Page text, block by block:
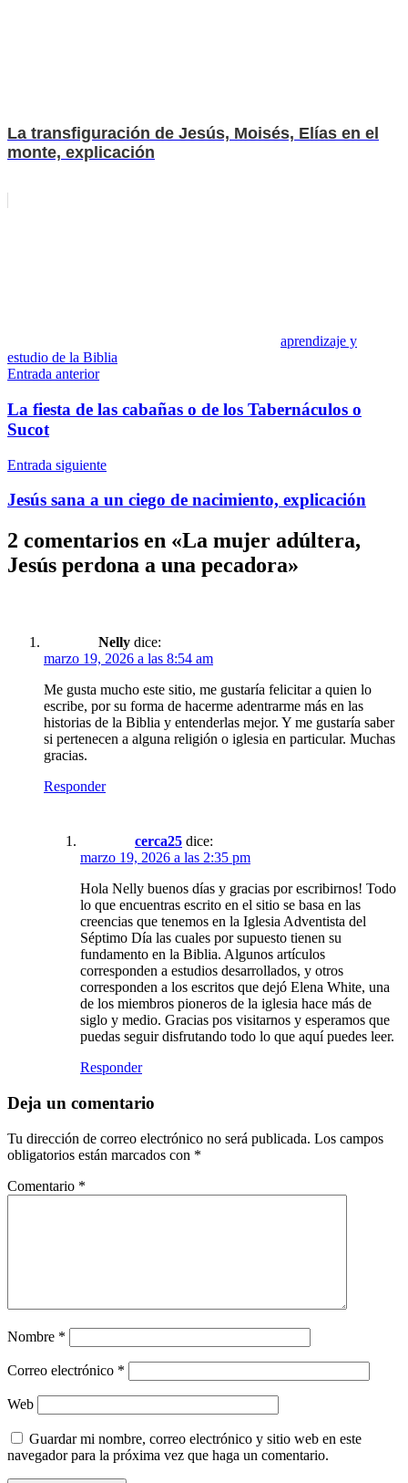
La transfiguración de Jesús, Moisés, Elías en el
monte, explicación
aprendizaje y
estudio de la Biblia
Navegación
de
entradas
Entrada anterior
La fiesta de las cabañas o de los Tabernáculos o
Sucot
Entrada siguiente
Jesús sana a un ciego de nacimiento, explicación
2 comentarios en «La mujer adúltera,
Jesús perdona a una pecadora»
Nelly dice:
marzo 19, 2026 a las 8:54 am
Me gusta mucho este sitio, me gustaría felicitar a quien lo
escribe, por su forma de hacerme adentrarme más en las
historias de la Biblia y entenderlas mejor. Y me gustaría saber
si pertenecen a alguna religión o iglesia en particular. Muchas
gracias.
Responder
cerca25 dice:
marzo 19, 2026 a las 2:35 pm
Hola Nelly buenos días y gracias por escribirnos! Todo
lo que encuentras escrito en el sitio se basa en las
creencias que tenemos en la Iglesia Adventista del
Séptimo Día las cuales por supuesto tienen su
fundamento en la Biblia. Algunos artículos
corresponden a estudios desarrollados, y otros
corresponden a los escritos que dejó Elena White, una
de los miembros pioneros de la iglesia hace más de
siglo y medio. Gracias pos visitarnos y esperamos que
puedas seguir disfrutando todo lo que aquí puedes leer.
Responder
Deja un comentario
Tu dirección de correo electrónico no será publicada. Los campos
obligatorios están marcados con *
Comentario *
Nombre *
Correo electrónico *
Web
Guardar mi nombre, correo electrónico y sitio web en este
navegador para la próxima vez que haga un comentario.